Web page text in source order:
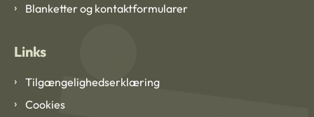
Blanketter og kontaktformularer
Links
Tilgængelighedserklæring
Cookies